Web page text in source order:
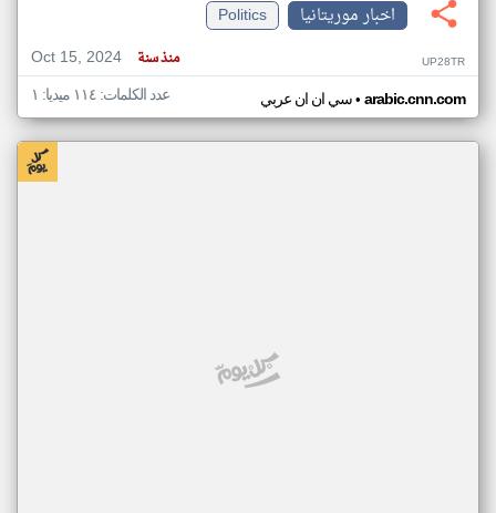
اخبار موريتانيا
Politics
Oct 15, 2024
منذ سنة UP28TR
سي ان ان عربي• arabic.cnn.com عدد الكلمات: ١١٤ ميديا: ١